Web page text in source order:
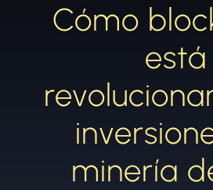
Cómo
está
minería